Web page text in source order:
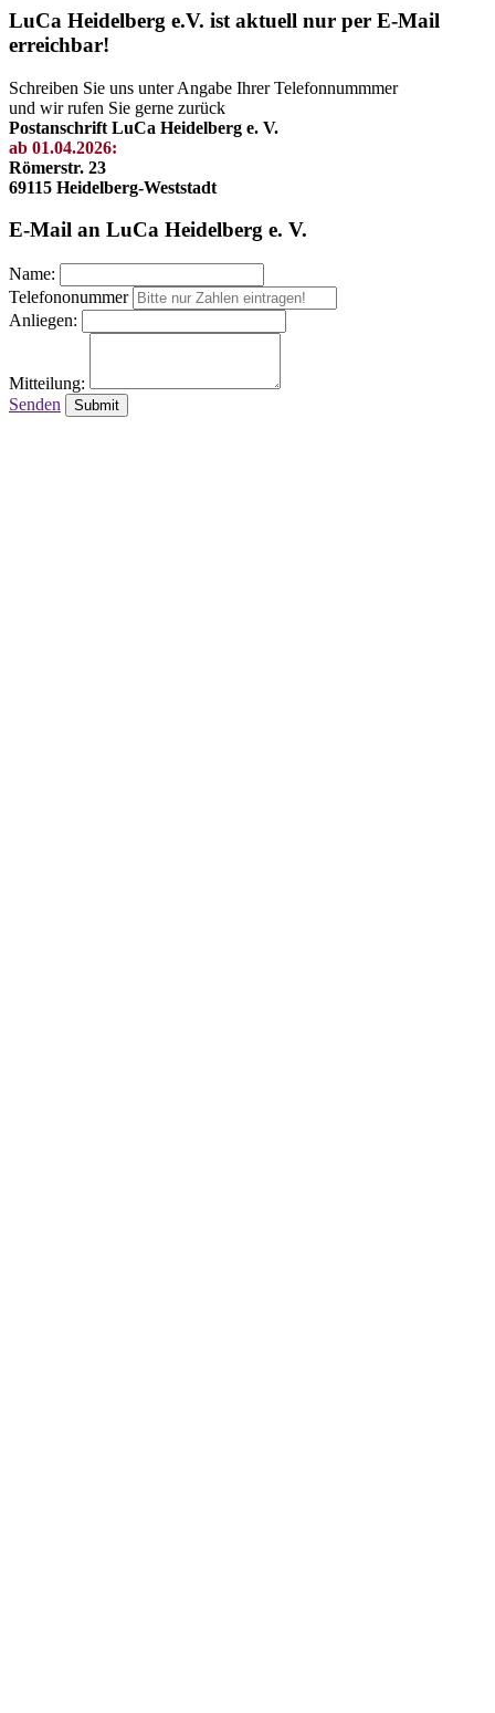
LuCa Heidelberg e.V. ist aktuell nur per E-Mail
erreichbar!
Schreiben Sie uns unter Angabe Ihrer Telefonnummmer
und wir rufen Sie gerne zurück
Postanschrift LuCa Heidelberg e. V.
ab 01.04.2026:
Römerstr. 23
69115 Heidelberg-Weststadt
E-Mail an LuCa Heidelberg e. V.
Name:
Telefononummer
Anliegen:
Mitteilung:
Senden